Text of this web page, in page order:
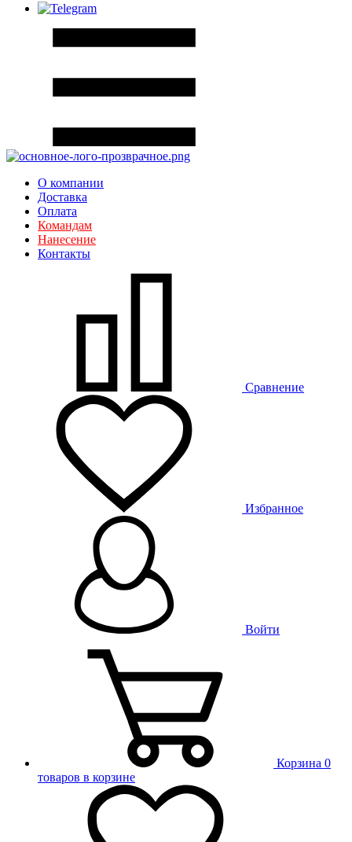
О компании
Доставка
Оплата
Командам
Нанесение
Контакты
Сравнение
Избранное
Войти
Корзина 0
товаров в корзине